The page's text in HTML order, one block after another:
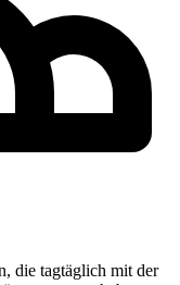
die tagtäglich mit der